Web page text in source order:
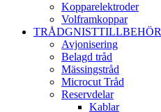
Kopparelektroder
Volframkoppar
TRÅDGNISTTILLBEHÖR
Avjonisering
Belagd tråd
Mässingstråd
Microcut Tråd
Reservdelar
Kablar